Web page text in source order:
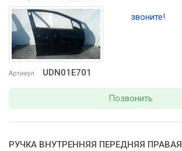
Артикул UDN01E701
звоните!
Позвонить
РУЧКА ВНУТРЕННЯЯ ПЕРЕДНЯЯ ПРАВАЯ